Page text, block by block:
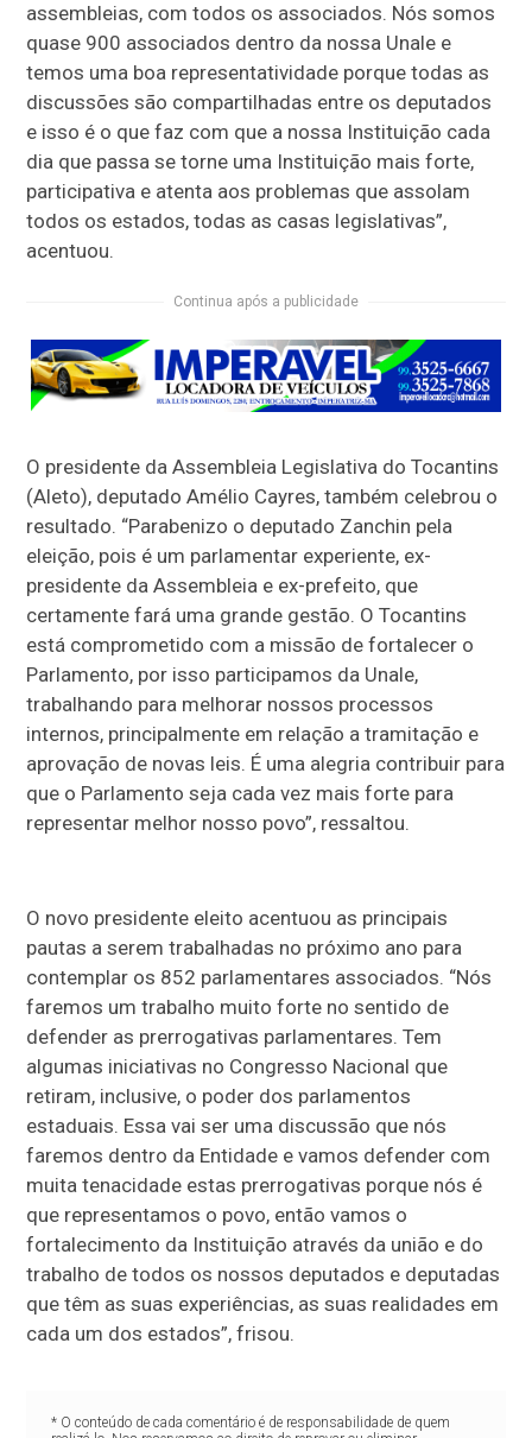
assembleias, com todos os associados. Nós somos
quase 900 associados dentro da nossa Unale e
temos uma boa representatividade porque todas as
discussões são compartilhadas entre os deputados
e isso é o que faz com que a nossa Instituição cada
dia que passa se torne uma Instituição mais forte,
participativa e atenta aos problemas que assolam
todos os estados, todas as casas legislativas”,
acentuou.
Continua após a publicidade
O presidente da Assembleia Legislativa do Tocantins
(Aleto), deputado Amélio Cayres, também celebrou o
resultado. “Parabenizo o deputado Zanchin pela
eleição, pois é um parlamentar experiente, ex-
presidente da Assembleia e ex-prefeito, que
certamente fará uma grande gestão. O Tocantins
está comprometido com a missão de fortalecer o
Parlamento, por isso participamos da Unale,
trabalhando para melhorar nossos processos
internos, principalmente em relação a tramitação e
aprovação de novas leis. É uma alegria contribuir para
que o Parlamento seja cada vez mais forte para
representar melhor nosso povo”, ressaltou.
O novo presidente eleito acentuou as principais
pautas a serem trabalhadas no próximo ano para
contemplar os 852 parlamentares associados. “Nós
faremos um trabalho muito forte no sentido de
defender as prerrogativas parlamentares. Tem
algumas iniciativas no Congresso Nacional que
retiram, inclusive, o poder dos parlamentos
estaduais. Essa vai ser uma discussão que nós
faremos dentro da Entidade e vamos defender com
muita tenacidade estas prerrogativas porque nós é
que representamos o povo, então vamos o
fortalecimento da Instituição através da união e do
trabalho de todos os nossos deputados e deputadas
que têm as suas experiências, as suas realidades em
cada um dos estados”, frisou.
* O conteúdo de cada comentário é de responsabilidade de quem